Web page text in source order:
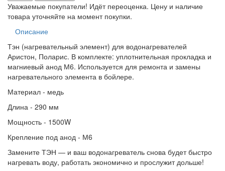
Уважаемые покупатели! Идёт переоценка. Цену и наличие
товара уточняйте на момент покупки.
Описание
Тэн (нагревательный элемент) для водонагревателей
Аристон, Поларис. В комплекте: уплотнительная прокладка и
магниевый анод М6. Используется для ремонта и замены
нагревательного элемента в бойлере.
Материал - медь
Длина - 290 мм
Мощность - 1500W
Крепление под анод - М6
Замените ТЭН — и ваш водонагреватель снова будет быстро
нагревать воду, работать экономично и прослужит дольше!